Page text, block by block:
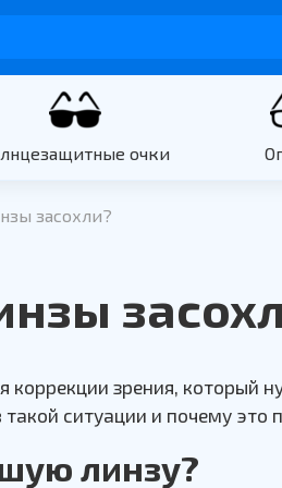
очки
засохли?
зрения,
ситуации и почему это
линзу?